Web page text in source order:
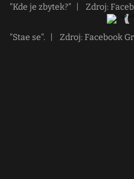
"Kde je zbytek?" Zdroj:
"Stae se". Zdroj: Facebook